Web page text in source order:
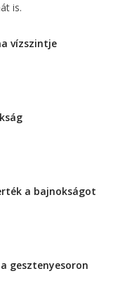
is.
vízszintje
a bajnokságot
gesztenyesoron